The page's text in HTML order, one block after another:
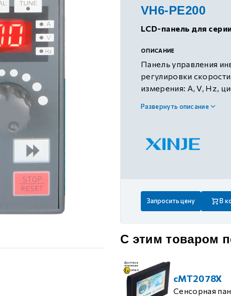
VH6-PE200
LCD-панель для
ОПИСАНИЕ
Панель управления
регулировки
измерения: A, V, Hz,
преобразователей
Развернуть описание
Запросить цену В
С этим товаром
cMT2078X
Сенсорная
с разомкнутым контуром)
контуром)